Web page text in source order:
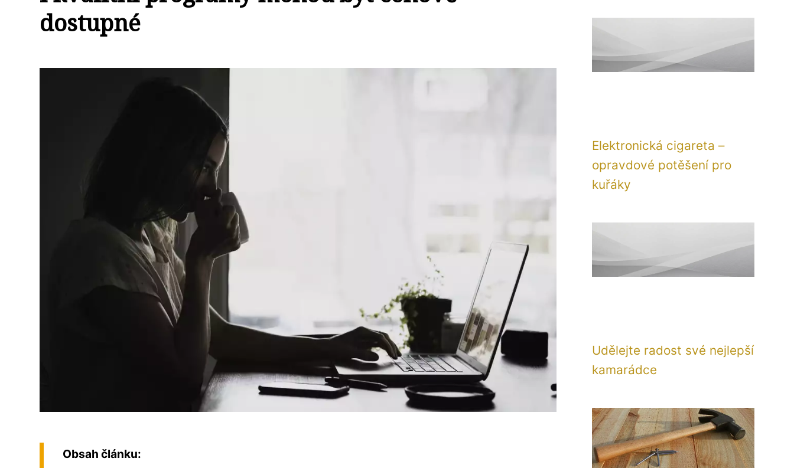
dostupné
Obsah článku:
Elektronická cigareta –
opravdové potěšení pro
kuřáky
Udělejte radost své nejlepší
kamarádce